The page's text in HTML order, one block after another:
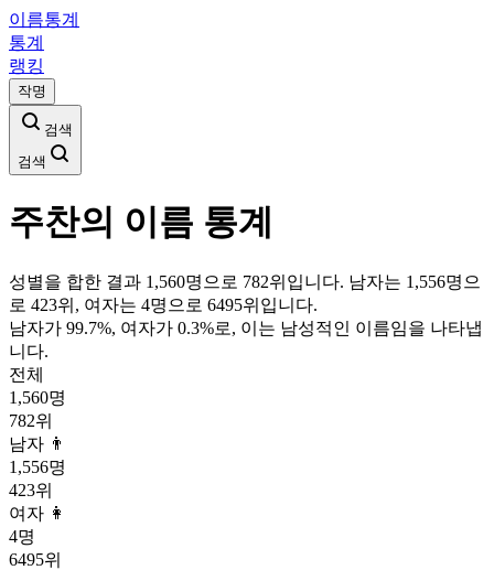
이름통계
통계
랭킹
작명
검색
검색
주찬의 이름 통계
성별을 합한 결과 1,560명으로 782위입니다. 남자는 1,556명으
로 423위, 여자는 4명으로 6495위입니다.
남자가 99.7%, 여자가 0.3%로, 이는 남성적인 이름임을 나타냅
니다.
전체
1,560명
782위
남자 👨
1,556명
423위
여자 👩
4명
6495위